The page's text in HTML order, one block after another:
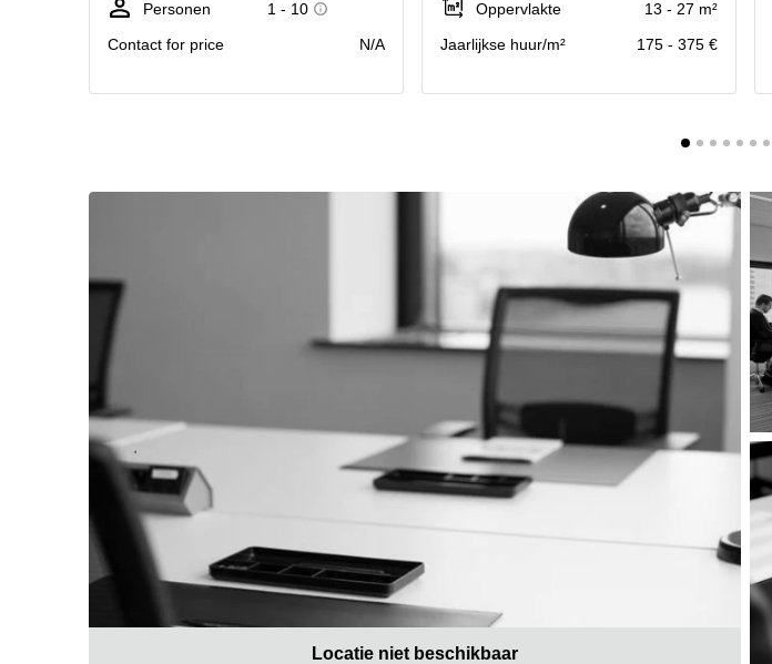
Personen
1 - 10
Contact for price
N/A
Oppervlakte
13 - 27 m²
Jaarlijkse huur/m²
175 - 375 €
Locatie niet beschikbaar